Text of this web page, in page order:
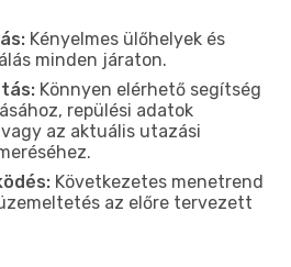
Kényelmes ülőhelyek és
minden járaton.
Könnyen elérhető segítség
repülési adatok
az aktuális utazási
Következetes menetrend
az előre tervezett